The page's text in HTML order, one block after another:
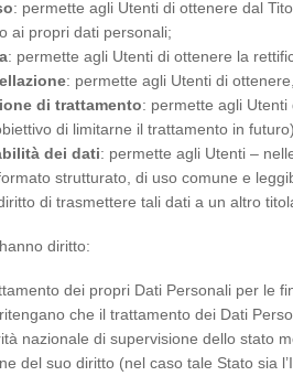
: permette agli Utenti di ottenere dal
ai propri dati personali;
: permette agli Utenti di ottenere la
: permette agli Utenti di
di trattamento: permette agli
di limitarne il trattamento in
dei dati: permette agli Utenti –
strutturato, di uso comune e
di trasmettere tali dati a un altro
diritto:
dei propri Dati Personali per le
ritengano che il trattamento dei Dati
nazionale di supervisione dello stato
del suo diritto (nel caso tale Stato sia